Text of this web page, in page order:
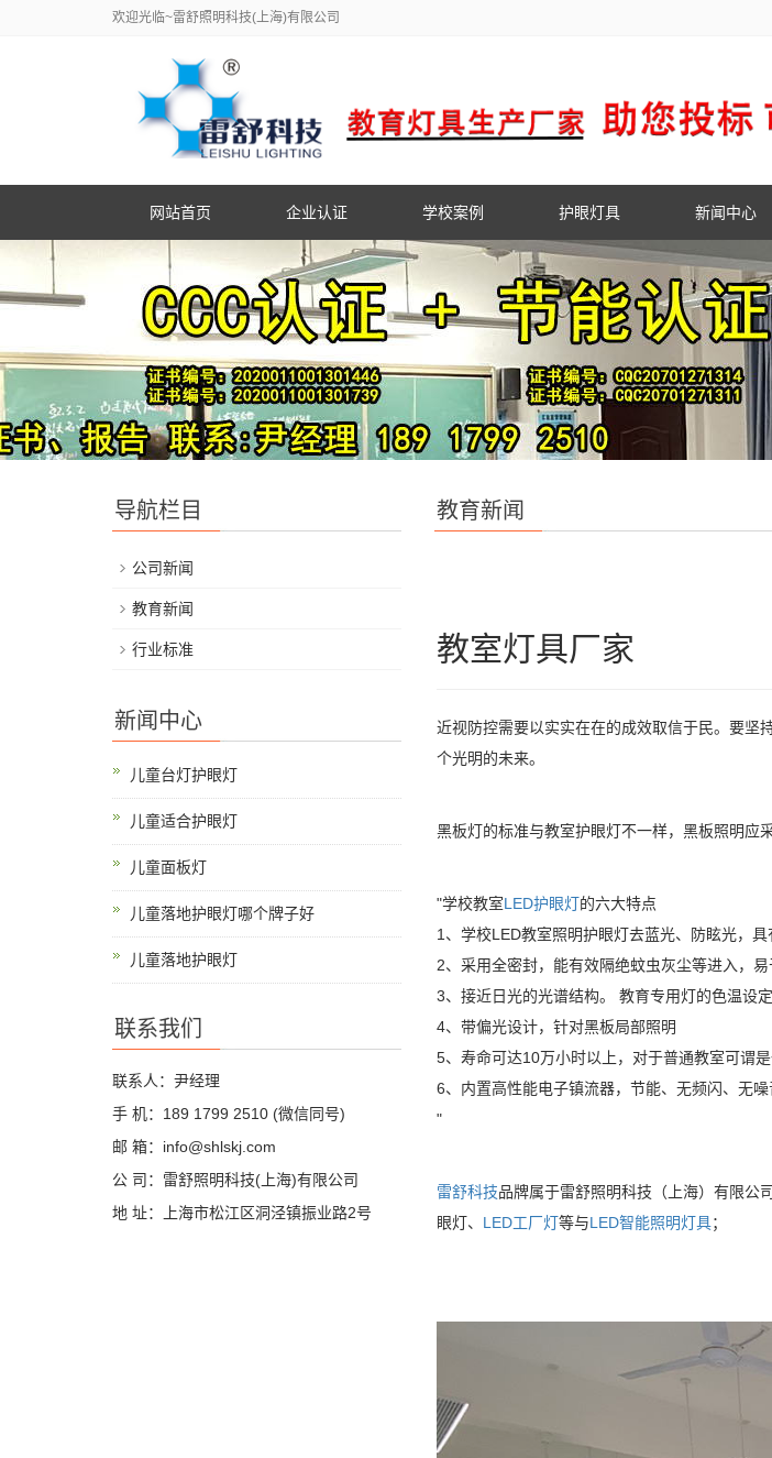
欢迎光临~雷舒照明科技(上海)有限公司
网站首页 企业认证 学校案例 护眼灯具 新闻中心
教育新闻
教室灯具厂家
近视防控需要以实实在在的成效取信于民。要坚
个光明的未来。
黑板灯的标准与教室护眼灯不一样，黑板照明应
"学校教室LED护眼灯的六大特点
1、学校LED教室照明护眼灯去蓝光、防眩光，
2、采用全密封，能有效隔绝蚊虫灰尘等进入，
3、接近日光的光谱结构。 教育专用灯的色温设
4、带偏光设计，针对黑板局部照明
5、寿命可达10万小时以上，对于普通教室可谓
6、内置高性能电子镇流器，节能、无频闪、无
"
雷舒科技品牌属于雷舒照明科技（上海）有限公
眼灯、 LED工厂灯等与LED智能照明灯具；
导航栏目
公司新闻
教育新闻
行业标准
新闻中心
儿童台灯护眼灯
儿童适合护眼灯
儿童面板灯
儿童落地护眼灯哪个牌子好
儿童落地护眼灯
联系我们
联系人：尹经理
手 机：189 1799 2510 (微信同号)
邮 箱：info@shlskj.com
公 司：雷舒照明科技(上海)有限公司
地 址：上海市松江区洞泾镇振业路2号